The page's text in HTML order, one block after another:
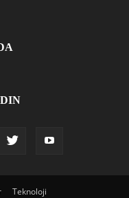
Teknoloji